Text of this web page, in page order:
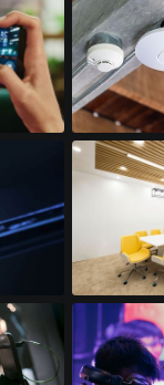
WiFI 接入点​
LED照明​